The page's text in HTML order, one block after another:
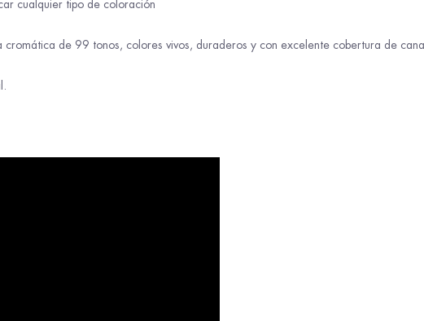
cualquier tipo de coloración
de 99 tonos, colores vivos, duraderos y con excelente cobertura de